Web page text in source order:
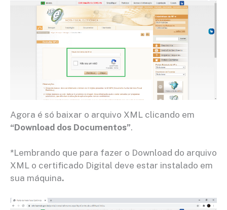
Agora é só baixar o arquivo XML clicando em
“Download dos Documentos”.
*Lembrando que para fazer o Download do arquivo
XML o certificado Digital deve estar instalado em
sua máquina.